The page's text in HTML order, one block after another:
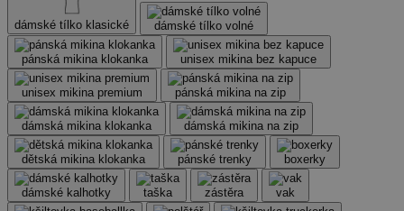
dámské tílko klasické dámské tílko volné
pánská mikina klokanka unisex mikina bez kapuce
unisex mikina premium pánská mikina na zip
dámská mikina klokanka dámská mikina na zip
dětská mikina klokanka pánské trenky boxerky
dámské kalhotky taška zástěra vak